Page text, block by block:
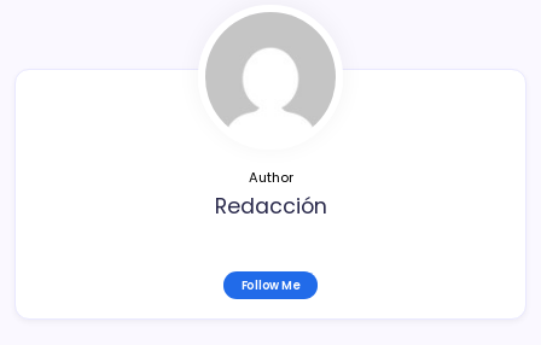
Author
Redacción
Follow Me